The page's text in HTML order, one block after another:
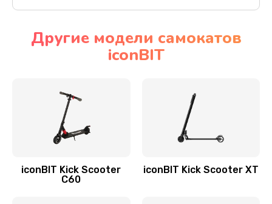
Другие модели самокатов
iconBIT
iconBIT Kick Scooter
C60
iconBIT Kick Scooter XT